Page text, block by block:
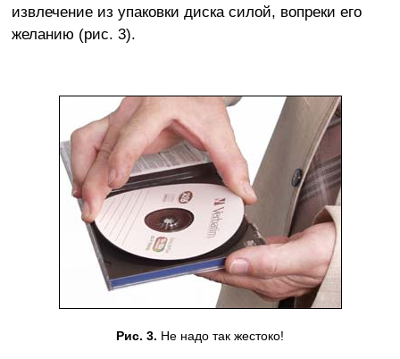
извлечение из упаковки диска силой, вопреки его
желанию (рис. 3).
Рис. 3. Не надо так жестоко!